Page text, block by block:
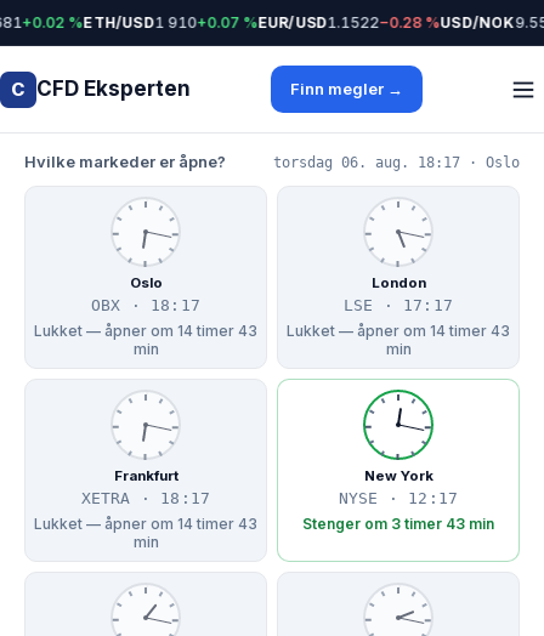
+0.02 %ETH/USD1 910+0.07 %EUR/USD1.1522−0.28 %USD/NOK
C CFD Eksperten Finn megler →
Hvilke markeder er åpne? torsdag 06. aug. 18:17 · Oslo
Oslo
OBX · 18:17
Lukket — åpner om 14 timer 43
min
London
LSE · 17:17
Lukket — åpner om 14 timer 43
min
Frankfurt
XETRA · 18:17
Lukket — åpner om 14 timer 43
min
New York
NYSE · 12:17
Stenger om 3 timer 43 min